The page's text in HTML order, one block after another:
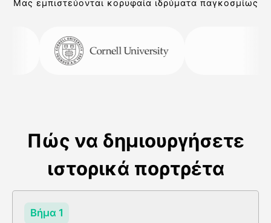
Μας εμπιστεύονται κορυφαία ιδρύματα παγκοσμίως
Πώς να δημιουργήσετε
ιστορικά πορτρέτα
Βήμα 1